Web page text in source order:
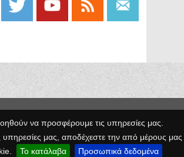
να προσφέρουμε τις υπηρεσίες μας.
υπηρεσίες μας, αποδέχεστε την από μέρους μας
Το κατάλαβα Προσωπικά δεδομένα